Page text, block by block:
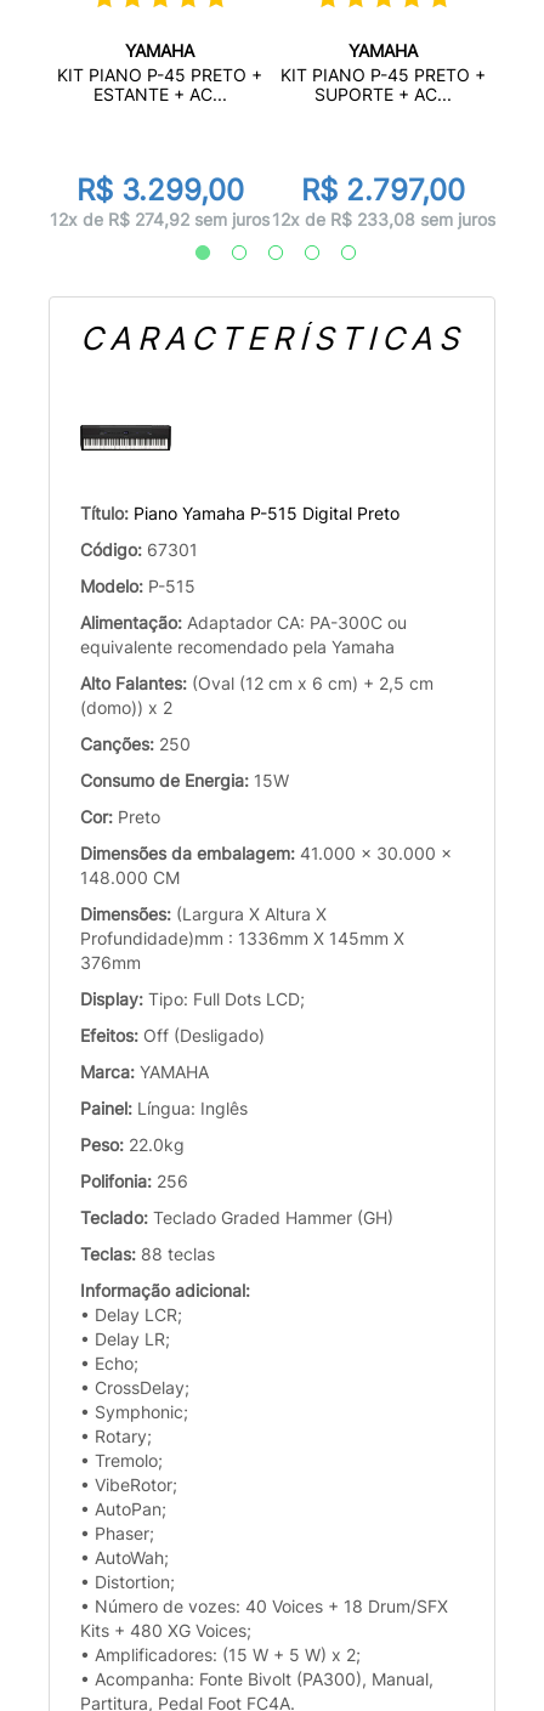
YAMAHA
KIT PIANO P-45 PRETO +
ESTANTE + AC...
R$ 3.299,00
12x de R$ 274,92 sem juros
YAMAHA
KIT PIANO P-45 PRETO +
SUPORTE + AC...
R$ 2.797,00
12x de R$ 233,08 sem juros12x
CARACTERÍSTICAS
Título: Piano Yamaha P-515 Digital Preto
Código: 67301
Modelo: P-515
Alimentação: Adaptador CA: PA-300C ou
equivalente recomendado pela Yamaha
Alto Falantes: (Oval (12 cm x 6 cm) + 2,5 cm
(domo)) x 2
Canções: 250
Consumo de Energia: 15W
Cor: Preto
Dimensões da embalagem: 41.000 x 30.000 x
148.000 CM
Dimensões: (Largura X Altura X
Profundidade)mm : 1336mm X 145mm X
376mm
Display: Tipo: Full Dots LCD;
Efeitos: Off (Desligado)
Marca: YAMAHA
Painel: Língua: Inglês
Peso: 22.0kg
Polifonia: 256
Teclado: Teclado Graded Hammer (GH)
Teclas: 88 teclas
Informação adicional:
• Delay LCR;
• Delay LR;
• Echo;
• CrossDelay;
• Symphonic;
• Rotary;
• Tremolo;
• VibeRotor;
• AutoPan;
• Phaser;
• AutoWah;
• Distortion;
• Número de vozes: 40 Voices + 18 Drum/SFX
Kits + 480 XG Voices;
• Amplificadores: (15 W + 5 W) x 2;
• Acompanha: Fonte Bivolt (PA300), Manual,
Partitura, Pedal Foot FC4A.